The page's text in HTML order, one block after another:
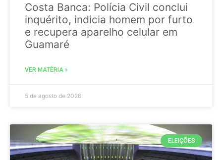
Costa Banca: Polícia Civil conclui
inquérito, indicia homem por furto
e recupera aparelho celular em
Guamaré
VER MATÉRIA »
5 de agosto de 2026
ELEIÇÕES